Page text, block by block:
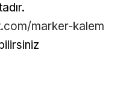
marker-kalem